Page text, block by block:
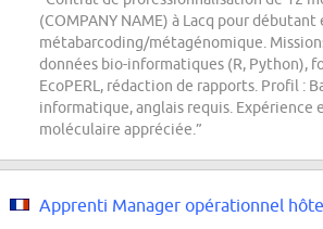
(COMPANY NAME) à Lacq pour débutant
métabarcoding/métagénomique.
données bio-informatiques (R, Python),
EcoPERL, rédaction de rapports. Profil :
informatique, anglais requis. Expérience
moléculaire appréciée.”
Apprenti Manager opérationnel